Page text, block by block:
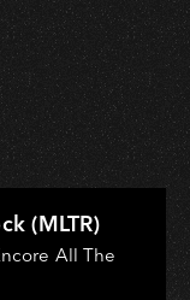
(MLTR)
All The